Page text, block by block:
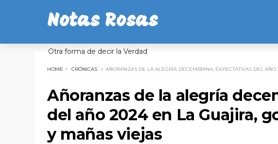
Notas Rosas
Otra forma de decir la Verdad
HOME CRÓNICAS AÑORANZAS DE LA ALEGRÍA DECEMBRINA, EXPECTATIVAS DEL
Añoranzas de la alegría
del año 2024 en La Guajira,
y mañas viejas